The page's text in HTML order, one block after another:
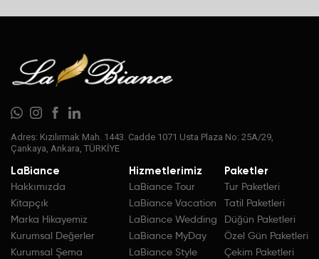
Adres: Kızılırmak Mah. 1443. Cadde 1071 Usta Plaza No: 25A/29,
Çankaya, Ankara, TÜRKİYE
LaBiance
Hakkımızda
Kitapçık
Marka Hikayemiz
Kurumsal Değerler
Kurumsal Şema
Hizmetlerimiz
LaBiance Tour
LaBiance Vacation
LaBiance Wedding
LaBiance MyDay
LaBiance Style
Paketler
Tur Paketleri
Tatil Paketleri
Düğün Paketleri
Özel Gün Paketleri
Çekim Paketleri